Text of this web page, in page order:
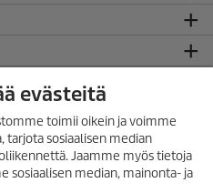
TILAA UUTISKIRJE!
evästeitä
toimii oikein ja voimme
tarjota sosiaalisen median
Jaamme myös tietoja
sosiaalisen median, mainonta- ja